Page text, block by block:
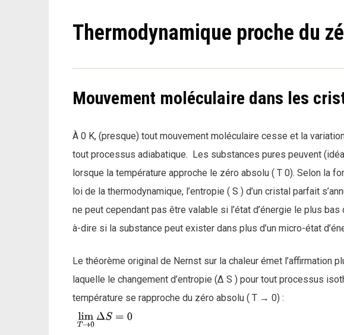
Thermodynamique proche du
Mouvement moléculaire dans les
À 0 K, (presque) tout mouvement moléculaire cesse et la
tout processus adiabatique. Les substances pures peuvent
lorsque la température approche le zéro absolu ( T 0). Selon la
loi de la thermodynamique, l’entropie ( S ) d’un cristal parfait
ne peut cependant pas être valable si l’état d’énergie le plus
à-dire si la substance peut exister dans plus d’un micro-état
Le théorème original de Nernst sur la chaleur émet l’affirmation
laquelle le changement d’entropie (Δ S ) pour tout processus
température se rapproche du zéro absolu ( T → 0) :